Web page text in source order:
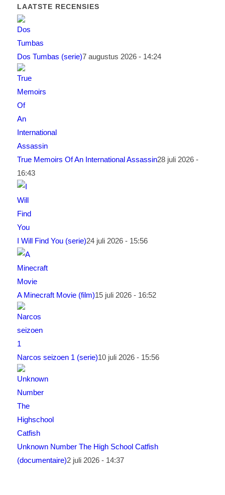
LAATSTE RECENSIES
Dos Tumbas (serie)7 augustus 2026 - 14:24
True Memoirs Of An International Assassin28 juli 2026 -
16:43
I Will Find You (serie)24 juli 2026 - 15:56
A Minecraft Movie (film)15 juli 2026 - 16:52
Narcos seizoen 1 (serie)10 juli 2026 - 15:56
Unknown Number The High School Catfish
(documentaire)2 juli 2026 - 14:37